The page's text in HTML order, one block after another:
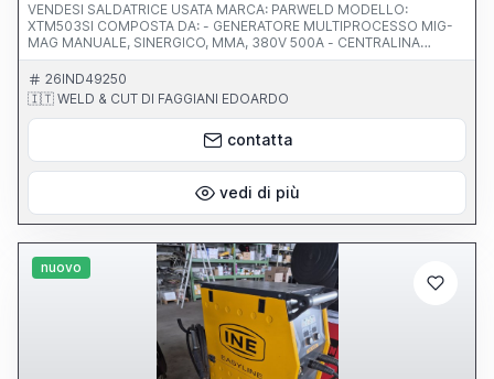
VENDESI SALDATRICE USATA MARCA: PARWELD MODELLO:
XTM503SI COMPOSTA DA: - GENERATORE MULTIPROCESSO MIG-
MAG MANUALE, SINERGICO, MMA, 380V 500A - CENTRALINA
RAFFREDDAMENTO A LIQUIDO - TRAINAFILO 4 RULLI WF2000 -
CAVI CONNESSIONE 4M ACQUA 70MM - PORTABOMBOLA 4 RUOTE
- TORCIA TRAFIMET ERGOPLUS 500 4M ACQUA - CAVO MASSA
D.70MM CON PINZA 400A - RIDUTTORE OROLOGI HARRIS
26IND49250
🇮🇹 WELD & CUT DI FAGGIANI EDOARDO
contatta
vedi di più
nuovo